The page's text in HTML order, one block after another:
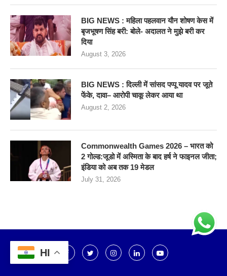
BIG NEWS : महिला पहलवान यौन शोषण केस में
बृजभूषण सिंह बरी: बोले- अदालत ने मुझे बरी कर
दिया
August 3, 2026
BIG NEWS : दिल्ली में सांसद पप्पू यादव पर जूते
फेंके, दावा– आरोपी चाकू लेकर आया था
August 2, 2026
Commonwealth Games 2026 – भारत को
2 गोल्ड:जूडो में अस्मिता के बाद हर्ष ने फाइनल जीता;
इंडिया को अब तक 19 मेडल
July 31, 2026
HI